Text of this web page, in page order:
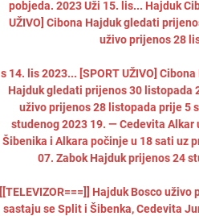
pobjeda. 2023 Uži 15. lis... Hajduk
UŽIVO] Cibona Hajduk gledati
uživo prijenos 28
s 14. lis 2023... [SPORT UŽIVO]
Hajduk gledati prijenos 30 listopada
uživo prijenos 28 listopada prije 5
studenog 2023 19. — Cedevita
Šibenika i Alkara počinje u 18 sati uz
07. Zabok Hajduk prijenos 24
[[TELEVIZOR===]] Hajduk Bosco
sastaju se Split i Šibenka, Cedevita